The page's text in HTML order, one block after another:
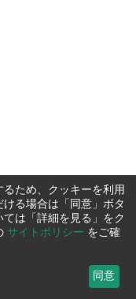
ため、クッキーを利用
る場合は「同意」ボタ
は「詳細を見る」をク
サイトポリシー をご確
同意